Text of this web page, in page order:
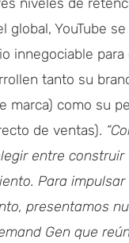
global, YouTube
innegociable para
tanto su
marca) como su
de ventas).
entre construir
Para
presentamos
Gen que